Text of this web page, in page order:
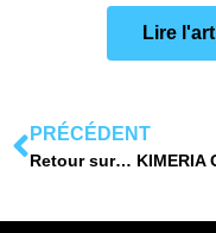
Lire
PRÉCÉDENT